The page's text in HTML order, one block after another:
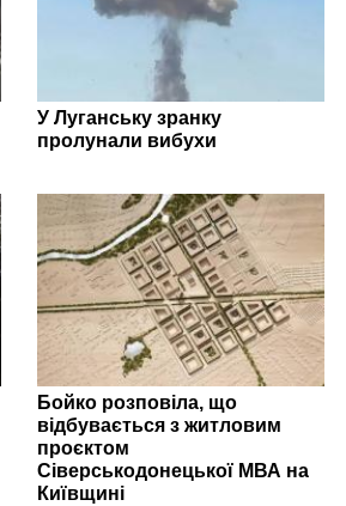
У Луганську зранку
пролунали вибухи
Бойко розповіла, що
відбувається з житловим
проєктом
Сіверськодонецької МВА на
Київщині